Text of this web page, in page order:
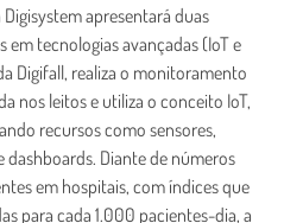
apresentará duas
em tecnologias avançadas (IoT e
Digifall, realiza o monitoramento
nos leitos e utiliza o conceito IoT,
recursos como sensores,
Diante de números
em hospitais, com índices que
para cada 1.000 pacientes-dia, a